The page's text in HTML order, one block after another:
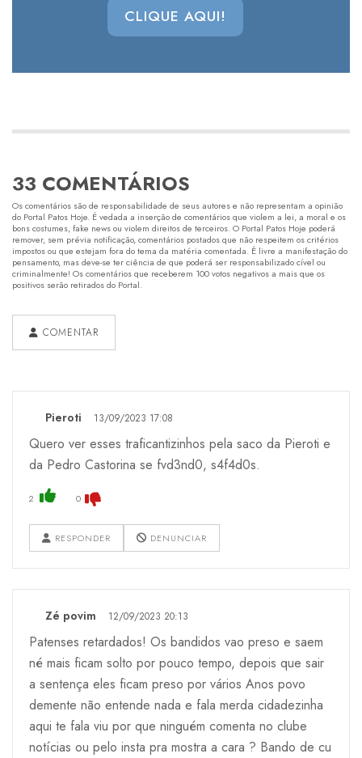
CLIQUE AQUI!
33 COMENTÁRIOS
Os comentários são de responsabilidade de seus autores e não representam a opinião
do Portal Patos Hoje. É vedada a inserção de comentários que violem a lei, a moral e os
bons costumes, fake news ou violem direitos de terceiros. O Portal Patos Hoje poderá
remover, sem prévia notificação, comentários postados que não respeitem os critérios
impostos ou que estejam fora do tema da matéria comentada. É livre a manifestação do
pensamento, mas deve-se ter ciência de que poderá ser responsabilizado cível ou
criminalmente! Os comentários que receberem 100 votos negativos a mais que os
positivos serão retirados do Portal.
COMENTAR
Pieroti 13/09/2023 17:08
Quero ver esses traficantizinhos pela saco da Pieroti e
da Pedro Castorina se fvd3nd0, s4f4d0s.
2 0
RESPONDER DENUNCIAR
Zé povim 12/09/2023 20:13
Patenses retardados! Os bandidos vao preso e saem
né mais ficam solto por pouco tempo, depois que sair
a sentença eles ficam preso por vários Anos povo
demente não entende nada e fala merda cidadezinha
aqui te fala viu por que ninguém comenta no clube
notícias ou pelo insta pra mostra a cara ? Bando de cu